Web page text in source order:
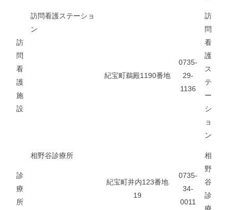
訪
問
看
護
施
設
訪問看護ステーショ
ン
紀宝町鵜殿1190番地
0735-
29-
1136
訪
問
看
護
ス
テ
ー
シ
ョ
ン
診
療
所
相野谷診療所
紀宝町井内123番地
19
0735-
34-
0011
相
野
谷
診
療